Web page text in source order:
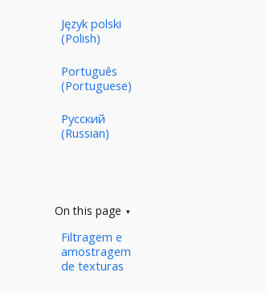
Język polski
(Polish)
Português
(Portuguese)
Русский
(Russian)
On this page
Filtragem e
amostragem
de texturas